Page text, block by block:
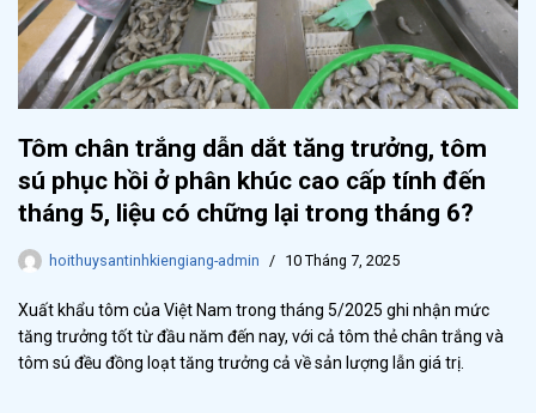
Tôm chân trắng dẫn dắt tăng trưởng, tôm
sú phục hồi ở phân khúc cao cấp tính đến
tháng 5, liệu có chững lại trong tháng 6?
hoithuysantinhkiengiang-admin 10 Tháng 7, 2025
Xuất khẩu tôm của Việt Nam trong tháng 5/2025 ghi nhận mức
tăng trưởng tốt từ đầu năm đến nay, với cả tôm thẻ chân trắng và
tôm sú đều đồng loạt tăng trưởng cả về sản lượng lẫn giá trị.